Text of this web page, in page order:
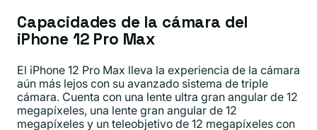
Capacidades de la cámara del
iPhone 12 Pro Max
El iPhone 12 Pro Max lleva la experiencia de la cámara
aún más lejos con su avanzado sistema de triple
cámara. Cuenta con una lente ultra gran angular de 12
megapíxeles, una lente gran angular de 12
megapíxeles y un teleobjetivo de 12 megapíxeles con